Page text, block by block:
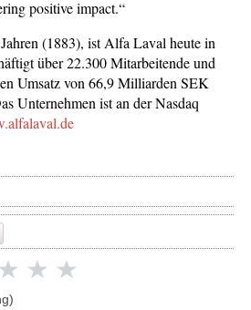
positive impact.“
(1883), ist Alfa Laval heute in
über 22.300 Mitarbeitende und
Umsatz von 66,9 Milliarden SEK
Unternehmen ist an der Nasdaq